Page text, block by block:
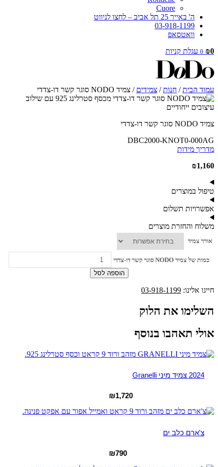
Cuore
ה' באייר 25 תל אביב – לחצו לניווט
03-918-1199
וואטסאפ
₪0
0 עגלת קניות
עמוד הבית/ חנות/ צמידים / צמיד NODO סוגר קשר דו-צדדי
צמיד NODO סוגר קשר דו-צדדי
DBC2000-KNOT0-000AG
מדריך מידות
₪1,160
טיפול במוצרים
אפשרויות תשלום
משלוח והחזרת מוצרים
אורך צמיד
כמות של צמיד NODO סוגר קשר דו-צדדי
הוספה לסל
חייגו אלינו: 03-918-1199
השלימו את הלוק
אולי תאהבו בנוסף
2024 צמיד מיני Granelli
₪1,720
צ'ארם כלב ים
₪790